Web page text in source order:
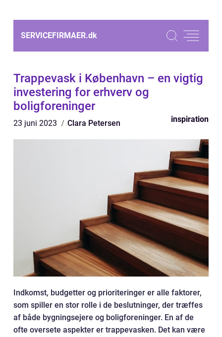
SERVICEFIRMAER.dk
Trappevask i København – en vigtig
investering for erhverv og
boligforeninger
23 juni 2023 Clara Petersen inspiration
Indkomst, budgetter og prioriteringer er alle faktorer,
som spiller en stor rolle i de beslutninger, der træffes
af både bygningsejere og boligforeninger. En af de
ofte oversete aspekter er trappevasken. Det kan være